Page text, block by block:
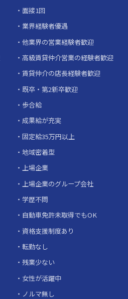
面接1回
業界経験者優遇
他業界の営業経験者歓迎
高級賃貸仲介営業の経験者歓迎
賃貸仲介の店長経験者歓迎
既卒・第2新卒歓迎
歩合給
成果給が充実
固定給35万円以上
地域密着型
上場企業
上場企業のグループ会社
学歴不問
自動車免許未取得でもOK
資格支援制度あり
転勤なし
残業少ない
女性が活躍中
ノルマ無し